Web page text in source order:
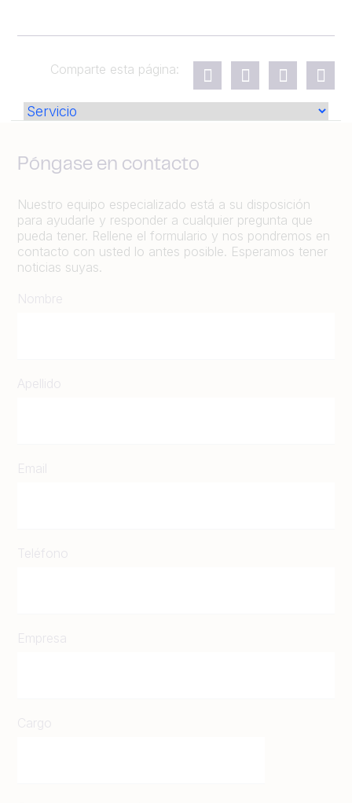
Comparte esta página:
Póngase en contacto
Nuestro equipo especializado está a su disposición
para ayudarle y responder a cualquier pregunta que
pueda tener. Rellene el formulario y nos pondremos en
contacto con usted lo antes posible. Esperamos tener
noticias suyas.
Nombre
Apellido
Email
Teléfono
Empresa
Cargo